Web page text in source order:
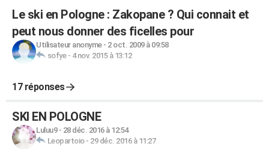
Le ski en Pologne : Zakopane ? Qui connait et
peut nous donner des ficelles pour
Utilisateur anonyme- 2 oct. 2009 à 09:58
sofye- 4 nov. 2015 à 13:12
17 réponses
SKI EN POLOGNE
Luluu9- 28 déc. 2016 à 12:54
Leopartoio- 29 déc. 2016 à 11:27